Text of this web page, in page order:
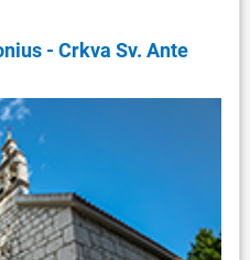
- Crkva Sv. Ante